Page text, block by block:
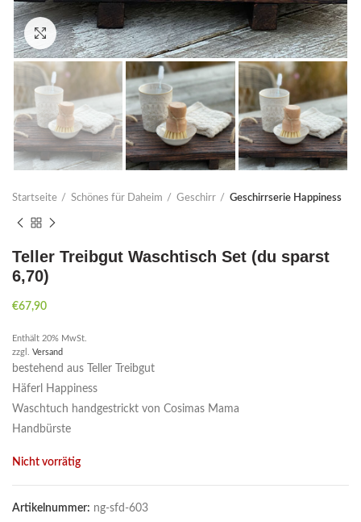
Click to enlarge
Startseite Schönes für Daheim Geschirr Geschirrserie Happiness
Teller Treibgut Waschtisch Set (du sparst
6,70)
€67,90
Enthält 20% MwSt.
zzgl. Versand
bestehend aus Teller Treibgut
Häferl Happiness
Waschtuch handgestrickt von Cosimas Mama
Handbürste
Nicht vorrätig
Artikelnummer: ng-sfd-603